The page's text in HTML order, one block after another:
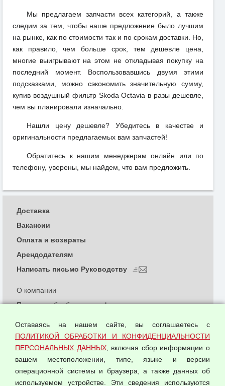
Мы предлагаем запчасти всех категорий, а также
следим за тем, чтобы наше предложение было лучшим
на рынке, как по стоимости так и по срокам доставки. Но,
как правило, чем больше срок, тем дешевле цена,
многие выигрывают на этом не откладывая покупку на
последний момент. Воспользовавшись двумя этими
подсказками, можно сэкономить значительную сумму,
купив воздушный фильтр Skoda Octavia в разы дешевле,
чем вы планировали изначально.
Нашли цену дешевле? Убедитесь в качестве и
оригинальности предлагаемых вам запчастей!
Обратитесь к нашим менеджерам онлайн или по
телефону, уверены, мы найдем, что вам предложить.
О компании
Политика обработки и конфиденциальности
Согласием на обработку персональных данных
Оферта оптовой купли-продажи
Публичная оферта
Доставка
Вакансии
Оплата и возвраты
Арендодателям
Написать письмо Руководству
Оставаясь на нашем сайте, вы соглашаетесь с
ПОЛИТИКОЙ ОБРАБОТКИ И КОНФИДЕНЦИАЛЬНОСТИ
ПЕРСОНАЛЬНЫХ ДАННЫХ, включая сбор информации о
вашем местоположении, типе, языке и версии
операционной системы и браузера, а также данных об
используемом устройстве. Эти сведения используются